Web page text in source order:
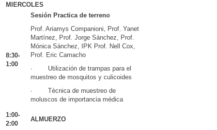
MIERCOLES
8:30-
1:00
Sesión Practica de terreno
Prof. Ariamys Companioni, Prof. Yanet
Martínez, Prof. Jorge Sánchez, Prof.
Mónica Sánchez, IPK Prof. Nell Cox,
Prof. Eric Camacho
· Utilización de trampas para el
muestreo de mosquitos y culicoides
· Técnica de muestreo de
moluscos de importancia médica
1:00-
2:00
ALMUERZO